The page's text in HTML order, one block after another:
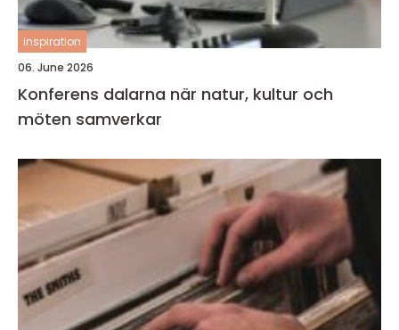
inspiration
06. June 2026
Konferens dalarna när natur, kultur och
möten samverkar